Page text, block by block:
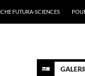
FUTURA-SCIENCES